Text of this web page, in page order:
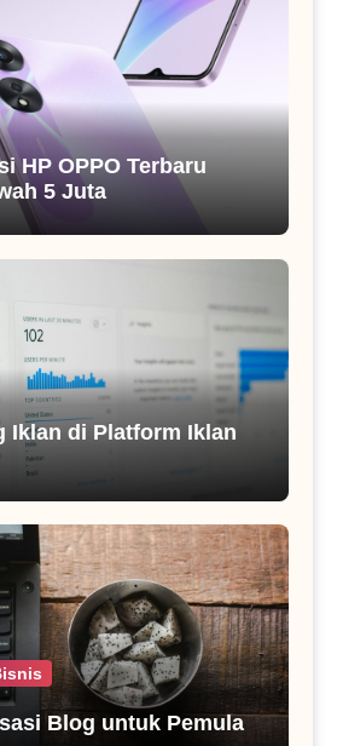
HP OPPO Terbaru
5 Juta
Iklan di Platform Iklan
Blog untuk Pemula